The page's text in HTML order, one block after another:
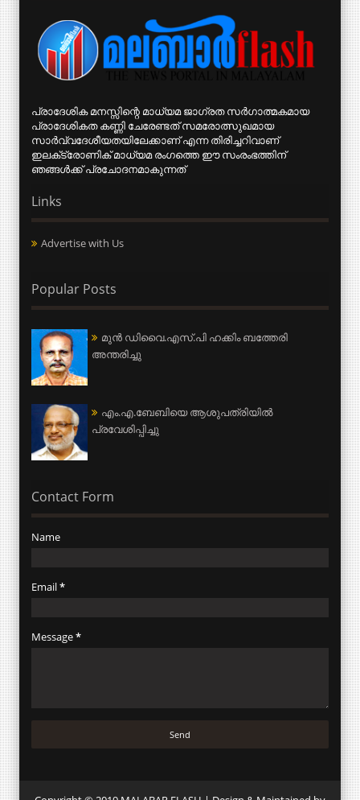
പ്രാദേശിക മനസ്സിന്റെ മാധ്യമ ജാഗ്രത സര്‍ഗാത്മകമായ
പ്രാദേശികത കണ്ണി ചേരേണ്ടത് സമരോത്സുഖമായ
സാര്‍വ്വദേശീയതയിലേക്കാണ് എന്ന തിരിച്ചറിവാണ്
ഇലക്‌ട്രോണിക് മാധ്യമ രംഗത്തെ ഈ സംരംഭത്തിന്
ഞങ്ങള്‍ക്ക് പ്രചോദനമാകുന്നത്
Links
Advertise with Us
Popular Posts
മുന്‍ ഡിവൈ.എസ്.പി ഹക്കിം ബത്തേരി
അന്തരിച്ചു
എം.എ.ബേബിയെ ആശുപത്രിയില്‍
പ്രവേശിപ്പിച്ചു
Contact Form
Name
Email*
Message*